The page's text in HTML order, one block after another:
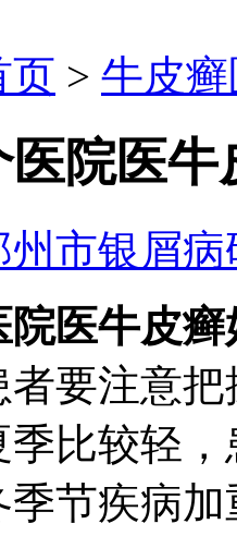
页 > 牛皮
院医牛
州市银屑病
院医牛皮癣
要注意
比较轻
节疾病